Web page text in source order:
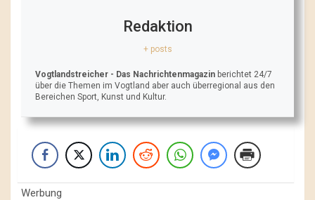
Redaktion
+ posts
Vogtlandstreicher - Das Nachrichtenmagazin berichtet 24/7
über die Themen im Vogtland aber auch überregional aus den
Bereichen Sport, Kunst und Kultur.
Werbung